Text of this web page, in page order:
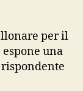
per il
una